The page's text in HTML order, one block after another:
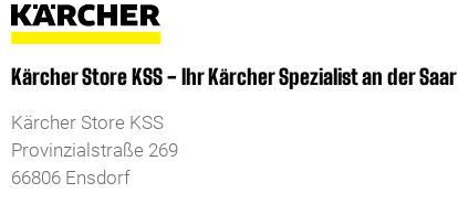
Kärcher Store KSS - Ihr Kärcher Spezialist an der Saar
Kärcher Store KSS
Provinzialstraße 269
66806 Ensdorf